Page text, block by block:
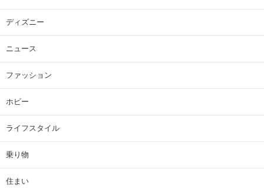
ディズニー
ニュース
ファッション
ホビー
ライフスタイル
乗り物
住まい